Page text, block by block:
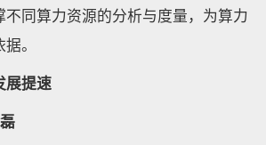
同算力资源的分析与度量，为算力
。
展提速